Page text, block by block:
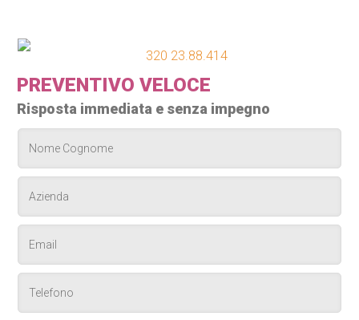
320 23.88.414
PREVENTIVO VELOCE
Risposta immediata e senza impegno